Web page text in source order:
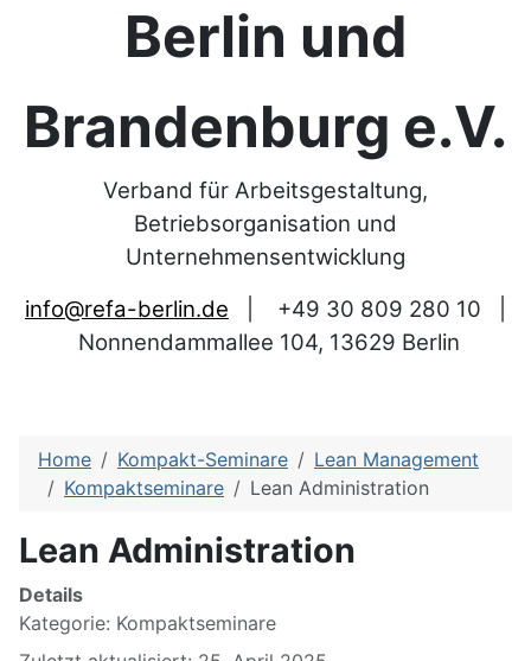
Berlin und
Brandenburg e.V.
Verband für Arbeitsgestaltung,
Betriebsorganisation und
Unternehmensentwicklung
info@refa-berlin.de
+49 30 809 280 10
Nonnendammallee 104, 13629 Berlin
Home Kompakt-Seminare
Lean Management
Kompaktseminare
Lean Administration
Lean Administration
Details
Kategorie: Kompaktseminare